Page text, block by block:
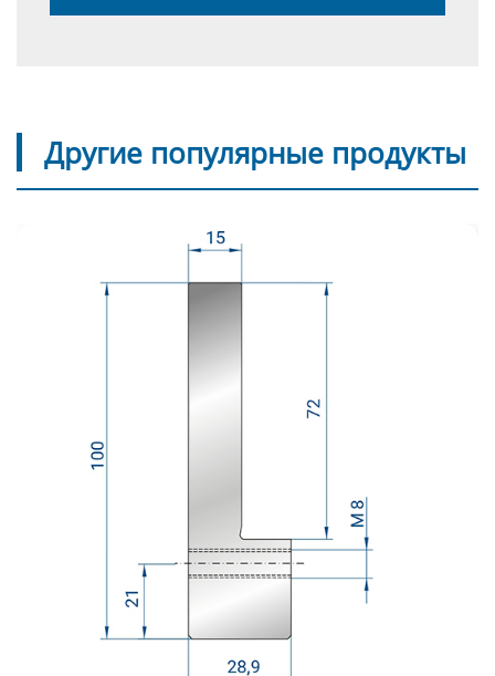
Другие популярные продукты